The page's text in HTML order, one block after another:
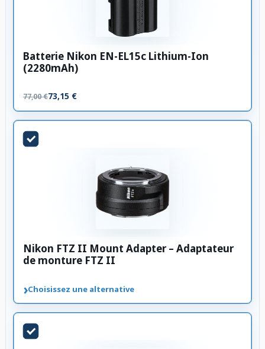
Batterie Nikon EN-EL15c Lithium-Ion
(2280mAh)
77,00 €73,15 €
Nikon FTZ II Mount Adapter – Adaptateur
de monture FTZ II
›Choisissez une alternative